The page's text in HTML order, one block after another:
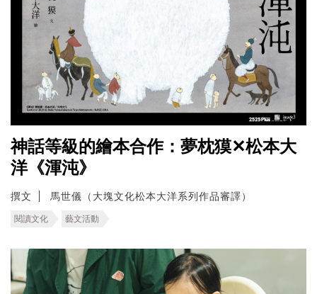
神話等級的繪本合作：夢枕獏✕松本大
洋《渾沌》
撰文 馬世儀（大塊文化松本大洋系列作品審譯）
閱讀文化 藝文活動